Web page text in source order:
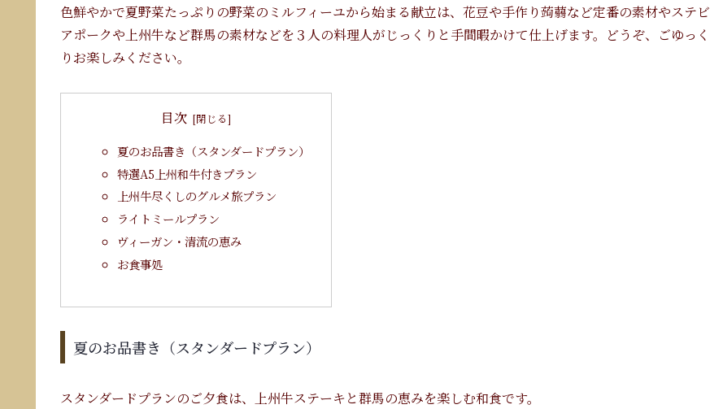
色鮮やかで夏野菜たっぷりの野菜のミルフィーユから始まる献立は、花豆や手作り蒟蒻など定番の素材やステビ
アポークや上州牛など群馬の素材などを３人の料理人がじっくりと手間暇かけて仕上げます。どうぞ、ごゆっく
りお楽しみください。
目次
夏のお品書き（スタンダードプラン）
特選A5上州和牛付きプラン
上州牛尽くしのグルメ旅プラン
ライトミールプラン
ヴィーガン・清流の恵み
お食事処
夏のお品書き（スタンダードプラン）
スタンダードプランのご夕食は、上州牛ステーキと群馬の恵みを楽しむ和食です。